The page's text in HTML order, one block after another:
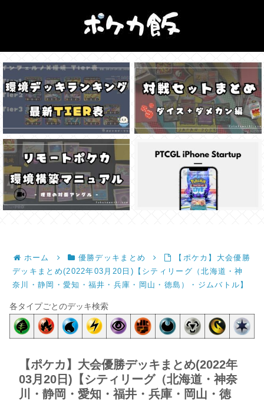
ホーム 優勝デッキまとめ
【ポケカ】大会優勝
デッキまとめ(2022年03月20日)【シティリーグ（北海道・神
奈川・静岡・愛知・福井・兵庫・岡山・徳島）・ジムバトル】
各タイプごとのデッキ検索
【ポケカ】大会優勝デッキまとめ(2022年
03月20日)【シティリーグ（北海道・神奈
川・静岡・愛知・福井・兵庫・岡山・徳